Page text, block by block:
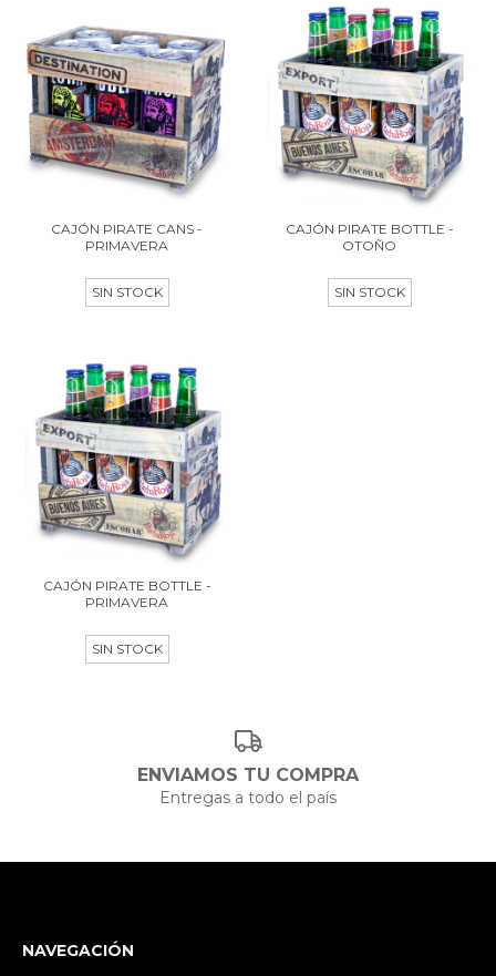
CAJÓN PIRATE CANS -
PRIMAVERA
SIN STOCK
CAJÓN PIRATE BOTTLE -
OTOÑO
SIN STOCK
CAJÓN PIRATE BOTTLE -
PRIMAVERA
SIN STOCK
ENVIAMOS TU COMPRA
Entregas a todo el país
NAVEGACIÓN